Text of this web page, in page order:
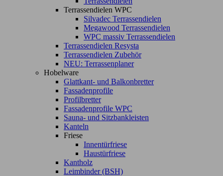
Terrassendielen WPC
Silvadec Terrassendielen
Megawood Terrassendielen
WPC massiv Terrassendielen
Terrassendielen Resysta
Terrassendielen Zubehör
NEU: Terrassenplaner
Hobelware
Glattkant- und Balkonbretter
Fassadenprofile
Profilbretter
Fassadenprofile WPC
Sauna- und Sitzbankleisten
Kanteln
Friese
Innentürfriese
Haustürfriese
Kantholz
Leimbinder (BSH)